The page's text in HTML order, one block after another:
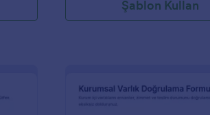
Şablon Kullan